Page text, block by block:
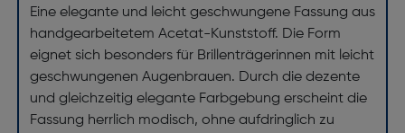
Eine elegante und leicht geschwungene Fassung aus
handgearbeitetem Acetat-Kunststoff. Die Form
eignet sich besonders für Brillenträgerinnen mit leicht
geschwungenen Augenbrauen. Durch die dezente
und gleichzeitig elegante Farbgebung erscheint die
Fassung herrlich modisch, ohne aufdringlich zu